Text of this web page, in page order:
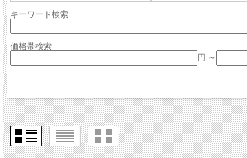
キーワード検索
価格帯検索
円 ～